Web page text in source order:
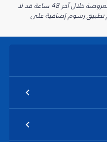
* تم الحصول على جميع الأسعار المعروضة خلال آخر 48 ساعة قد لا
تطبيق رسوم إضافية على